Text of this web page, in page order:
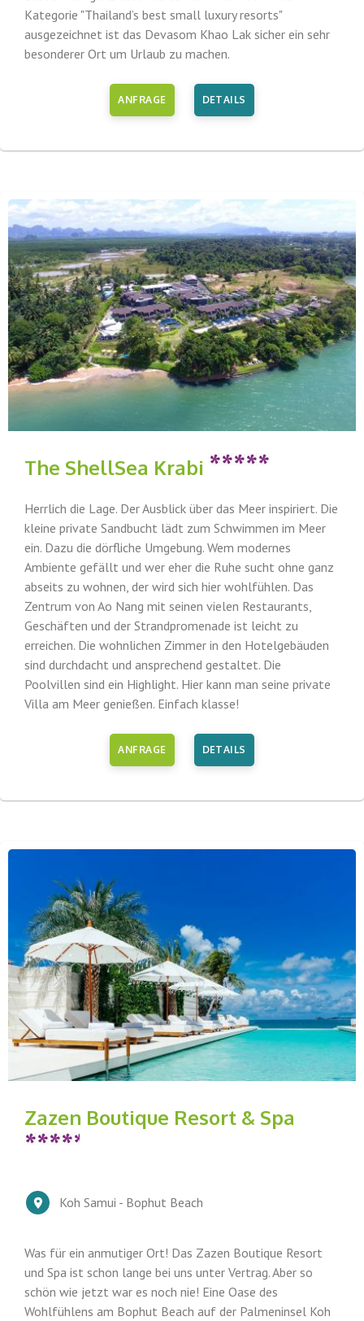
Kategorie "Thailand’s best small luxury resorts"
ausgezeichnet ist das Devasom Khao Lak sicher ein sehr
besonderer Ort um Urlaub zu machen.
ANFRAGE DETAILS
The ShellSea Krabi
Herrlich die Lage. Der Ausblick über das Meer inspiriert. Die
kleine private Sandbucht lädt zum Schwimmen im Meer
ein. Dazu die dörfliche Umgebung. Wem modernes
Ambiente gefällt und wer eher die Ruhe sucht ohne ganz
abseits zu wohnen, der wird sich hier wohlfühlen. Das
Zentrum von Ao Nang mit seinen vielen Restaurants,
Geschäften und der Strandpromenade ist leicht zu
erreichen. Die wohnlichen Zimmer in den Hotelgebäuden
sind durchdacht und ansprechend gestaltet. Die
Poolvillen sind ein Highlight. Hier kann man seine private
Villa am Meer genießen. Einfach klasse!
ANFRAGE DETAILS
Zazen Boutique Resort & Spa
Koh Samui - Bophut Beach
Was für ein anmutiger Ort! Das Zazen Boutique Resort
und Spa ist schon lange bei uns unter Vertrag. Aber so
schön wie jetzt war es noch nie! Eine Oase des
Wohlfühlens am Bophut Beach auf der Palmeninsel Koh